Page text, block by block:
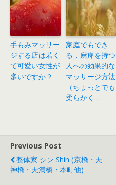
手もみマッサー
ジする店は若く
て可愛い女性が
多いですか？
家庭でもでき
る，麻痺を持つ
人への効果的な
マッサージ方法
（ちょっとでも
柔らかく…
Previous Post
整体家 シン Shin (京橋・天
神橋・天満橋・本町他)